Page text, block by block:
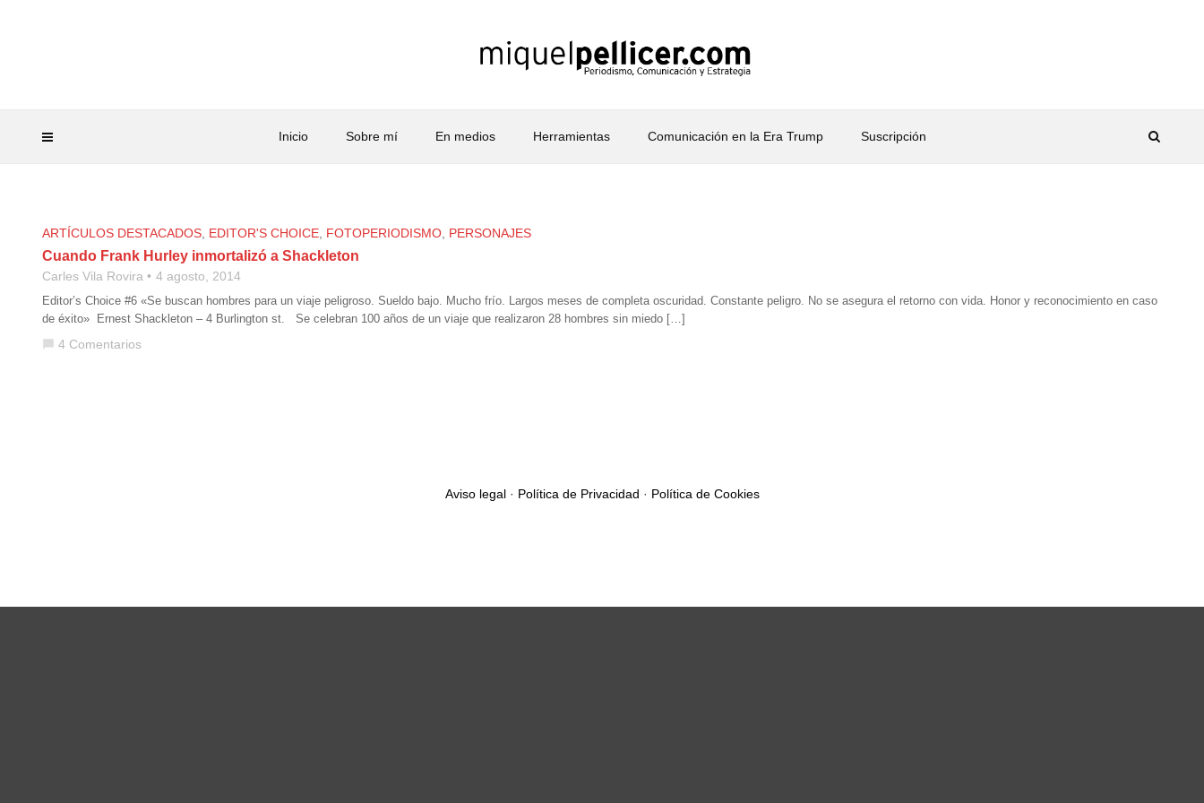
Inicio Sobre mí En medios Herramientas Comunicación en la Era Trump Suscripción
ARTÍCULOS DESTACADOS EDITOR'S CHOICE FOTOPERIODISMO PERSONAJES
Cuando Frank Hurley inmortalizó a Shackleton
Carles Vila Rovira 4 agosto, 2014
Editor’s Choice #6 «Se buscan hombres para un viaje peligroso. Sueldo bajo. Mucho frío. Largos meses de completa oscuridad. Constante peligro. No se asegura el retorno con vida. Honor y reconocimiento en caso
de éxito» Ernest Shackleton – 4 Burlington st. Se celebran 100 años de un viaje que realizaron 28 hombres sin miedo […]
chat_bubble 4 Comentarios
Aviso legal· Política de Privacidad · Política de Cookies